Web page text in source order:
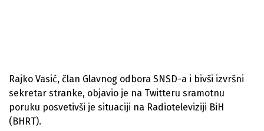
Rajko Vasić, član Glavnog odbora SNSD-a i bivši izvršni
sekretar stranke, objavio je na Twitteru sramotnu
poruku posvetivši je situaciji na Radioteleviziji BiH
(BHRT).